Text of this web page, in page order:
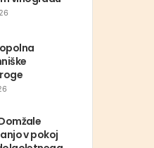
v pokoj